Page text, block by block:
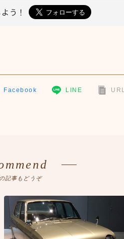
う！
Facebook LINE
記事もどうぞ